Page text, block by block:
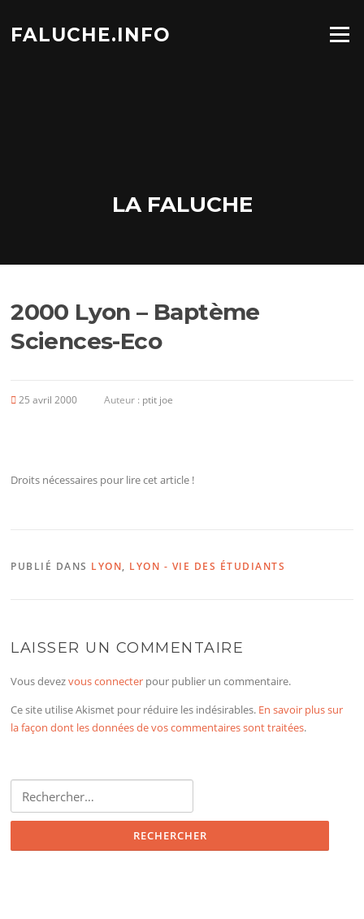
contenu
FALUCHE.INFO Menu
LA FALUCHE
2000 Lyon – Baptème
Sciences-Eco
25 avril 2000 Auteur : ptit joe
Droits nécessaires pour lire cet article !
PUBLIÉ DANS LYON, LYON - VIE DES ÉTUDIANTS
LAISSER UN COMMENTAIRE
Vous devezvous connecter pour publier un commentaire.
Ce site utilise Akismet pour réduire les indésirables. En savoir plus sur
la façon dont les données de vos commentaires sont traitées.